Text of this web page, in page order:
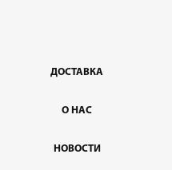
ДОСТАВКА
О НАС
НОВОСТИ